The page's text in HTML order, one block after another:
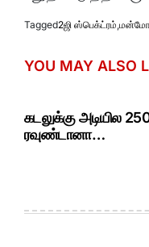
Tagged2ஜி ஸ்பெக்ட்ரம்,
YOU MAY ALSO
கடலுக்கு அடியில
ரவுண்டானா…